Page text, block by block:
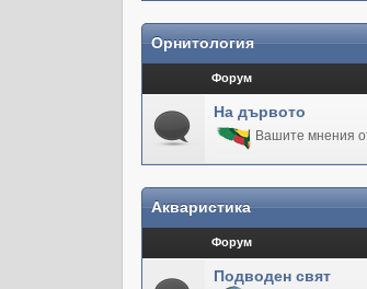
Орнитология
Форум
На дървото
Вашите мнения
Акваристика
Форум
Подводен свят